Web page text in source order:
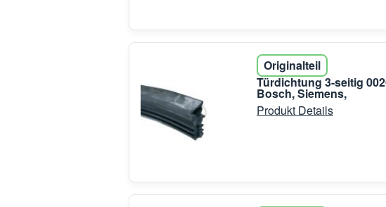
Originalteil
Türdichtung 3-seitig
Bosch, Siemens,
Produkt Details